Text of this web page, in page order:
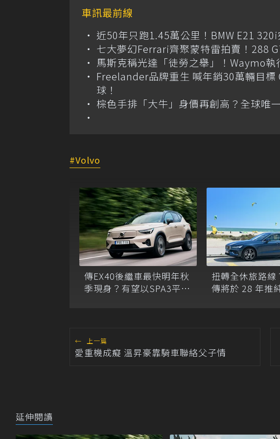
車訊最前線
近50年只跑1.45萬公里！BMW E21
七大夢幻Ferrari齊聚蒙特雷拍賣！288
馬斯克稱光達「徒勞之舉」！Waymo
Freelander品牌重生 喊年銷30萬輛目
球！
棕色手排「大牛」身價再創高？全球唯
Volvo
傳EX40後繼車最快明年秋
季現身？有望以SPA3平台
扭轉全休旅路
傳將於 28 年推
← 上一篇
愛重機成癡 溫昇豪靠騎車聯絡父子情
延伸閱讀